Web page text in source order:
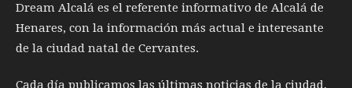
Dream Alcalá es el referente informativo de Alcalá de
Henares, con la información más actual e interesante
de la ciudad natal de Cervantes.